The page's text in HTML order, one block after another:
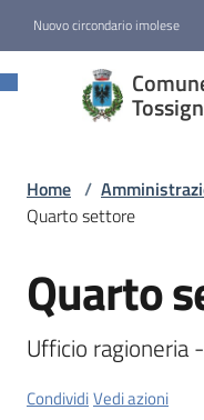
Nuovo circondario imolese
Borgo
Novità
Servizi
Home /
Quarto settore
Salta al contenuto
Quarto
Ufficio ragioneria
CondividiVedi azioni